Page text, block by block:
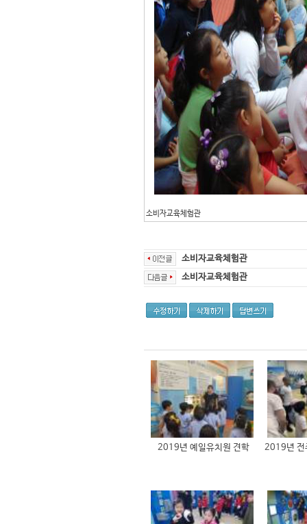
소비자교육체험관
소비자교육체험관
소비자교육체험관
2019년 예일유치원 견학 2019년 전